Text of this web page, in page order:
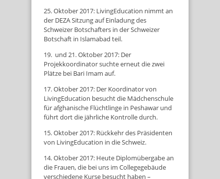
25. Oktober 2017: LivingEducation nimmt an
der DEZA Sitzung auf Einladung des
Schweizer Botschafters in der Schweizer
Botschaft in Islamabad teil.
19. und 21. Oktober 2017: Der
Projekkoordinator suchte erneut die zwei
Plätze bei Bari Imam auf.
17. Oktober 2017: Der Koordinator von
LivingEducation besucht die Mädchenschule
für afghanische Flüchtlinge in Peshawar und
führt dort die jährliche Kontrolle durch.
15. Oktober 2017: Rückkehr des Präsidenten
von LivingEducation in die Schweiz.
14. Oktober 2017: Heute Diplomübergabe an
die Frauen, die bei uns im Collegegebäude
verschiedene Kurse besucht haben –